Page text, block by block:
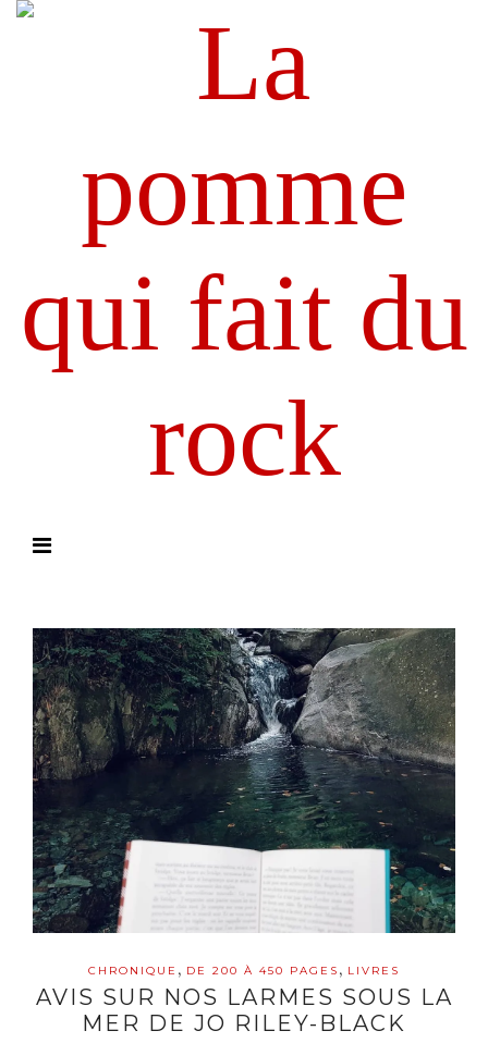
CHRONIQUE , DE 200 À 450 PAGES , LIVRES
AVIS SUR NOS LARMES SOUS LA
MER DE JO RILEY-BLACK